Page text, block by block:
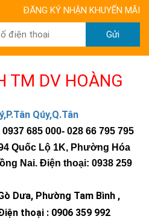
ĐĂNG KÝ NHẬN KHUYẾN MÃI
Gửi
TM DV HOÀNG
Qúy,Q.Tân
685 000- 028 66 795 795
Quốc Lộ 1K, Phường Hóa
Nai. Điện thoại: 0938 259
Dưa, Phường Tam Bình ,
thoại : 0906 359 992